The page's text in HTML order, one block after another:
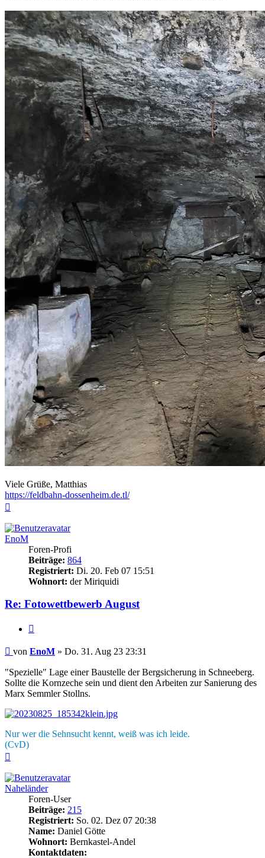
Viele Grüße, Matthias
https://feldbahn-dossenheim.de.tl/
EnoM
Foren-Profi
Beiträge: 864
Registriert: Di. 20. Feb 07 15:51
Wohnort: der Miriquidi
Re: Fotowettbewerb August
Beitrag
von EnoM » Do. 31. Aug 23 23:31
"Spezielle" Lage einer Baustelle der Bergsicherung in Schneeberg.
Sollte die Kornzeche sein und dient den Arbeiten zur Sanierung des
Marx Semmler Stollns.
Nur wer die Sehnsucht kennt, weiß was ich leide.
(CvD)
Naheländer
Foren-User
Beiträge: 215
Registriert: So. 02. Dez 07 20:38
Name: Daniel Götte
Wohnort: Bernkastel-Andel
Kontaktdaten: